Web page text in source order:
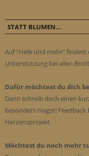
STATT BLUMEN…
Auf “Hefe und mehr”
Unterstützung bei allen
Dafür möchtest du dich
Dann schreib doch einen
besonders magst!
Herzensprojekt.
Möchtest du noch mehr